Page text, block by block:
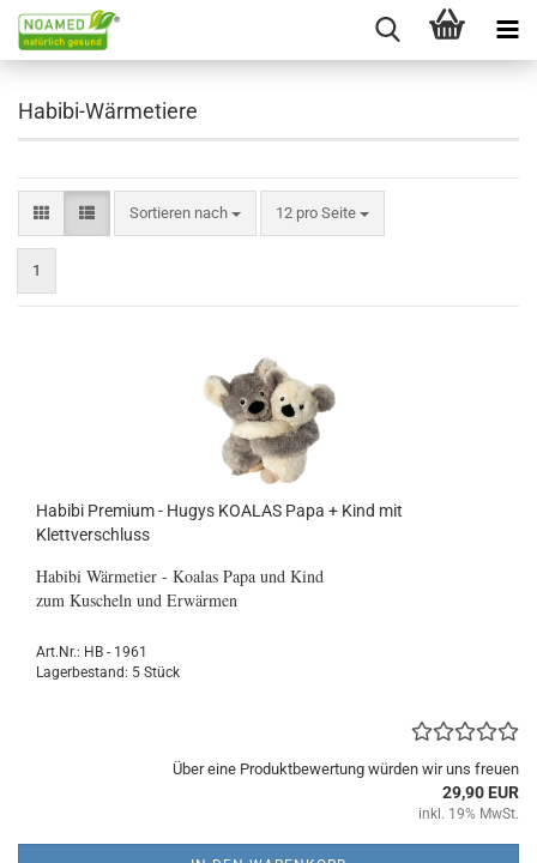
Habibi-Wärmetiere
Sortieren nach
Sortieren nach 12 pro Seite
pro Seite
1
Habibi Premium - Hugys KOALAS Papa + Kind mit
Klettverschluss
Habibi Wärmetier - Koalas Papa und Kind
zum Kuscheln und Erwärmen
Art.Nr.: HB - 1961
Lagerbestand: 5 Stück
Über eine Produktbewertung würden wir uns freuen
29,90 EUR
inkl. 19% MwSt.